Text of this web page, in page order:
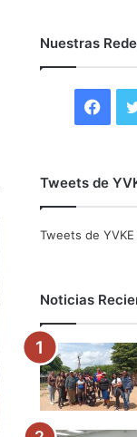
Nuestras
F
c
o
k
Tweets de
Tweets de
Noticias